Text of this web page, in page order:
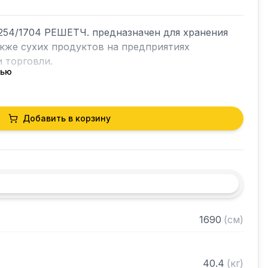
1704 РЕШЕТЧ. предназначен для хранения
сухих продуктов на предприятиях
торговли.
разборный
нержавеющей стали марки AISI 430 толщиной
регулируемое с шагом 120 мм
разобранном виде
Добавить в корзину
1690 (см)
40.4 (кг)